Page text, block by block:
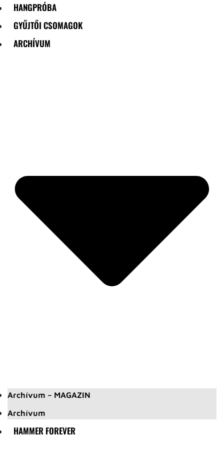
HANGPRÓBA
GYŰJTŐI CSOMAGOK
ARCHÍVUM
Archívum – MAGAZIN
Archívum
HAMMER FOREVER